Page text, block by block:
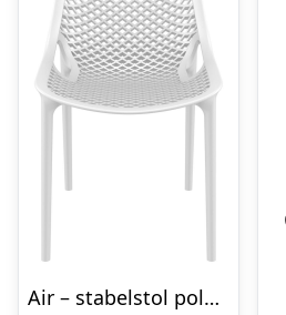
Air – stabelstol polypropylen – Hvid